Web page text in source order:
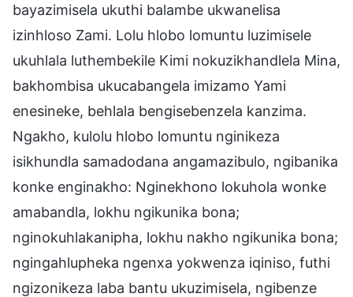
bayazimisela ukuthi balambe ukwanelisa
izinhloso Zami. Lolu hlobo lomuntu luzimisele
ukuhlala luthembekile Kimi nokuzikhandlela Mina,
bakhombisa ukucabangela imizamo Yami
enesineke, behlala bengisebenzela kanzima.
Ngakho, kulolu hlobo lomuntu nginikeza
isikhundla samadodana angamazibulo, ngibanika
konke enginakho: Nginekhono lokuhola wonke
amabandla, lokhu ngikunika bona;
nginokuhlakanipha, lokhu nakho ngikunika bona;
ngingahlupheka ngenxa yokwenza iqiniso, futhi
ngizonikeza laba bantu ukuzimisela, ngibenze